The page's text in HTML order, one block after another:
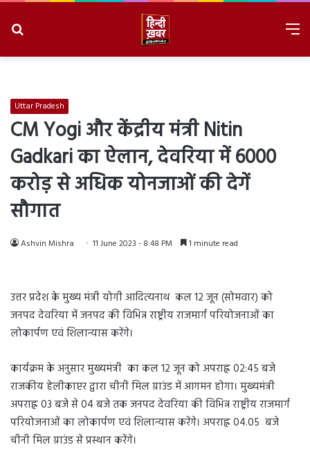
Uttar Pradesh
CM Yogi और केंद्रीय मंत्री Nitin
Gadkari का ऐलान, देवरिया में 6000
करोड़ से अधिक योनजाओं की देगें
सौगात
Ashvin Mishra 11 June 2023 - 8:48 PM 1 minute read
उत्तर प्रदेश के मुख्य मंत्री योगी आदित्यनाथ कल 12 जून (सोमवार) को
जनपद देवरिया में जनपद की विभिन्न राष्ट्रीय राजमार्ग परियोजनाओं का
लोकार्पण एवं शिलान्यास करेंगे।
कार्यक्रम के अनुसार मुख्यमंत्री का कल 12 जून को अपराह्न 02:45 बजे
राजकीय हेलीकाप्टर द्वारा चीनी मिल ग्राउंड में आगमन होगा। मुख्यमंत्री
अपराह्न 03 बजे से 04 बजे तक जनपद देवरिया की विभिन्न राष्ट्रीय राजमार्ग
परियोजनाओं का लोकार्पण एवं शिलान्यास करेंगे। अपराह्न 04.05 बजे
चीनी मिल ग्राउंड से प्रस्थान करेंगे।